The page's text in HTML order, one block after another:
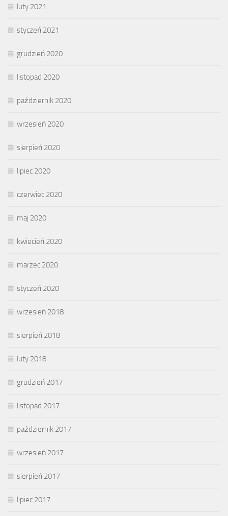
luty 2021
styczeń 2021
grudzień 2020
listopad 2020
październik 2020
wrzesień 2020
sierpień 2020
lipiec 2020
czerwiec 2020
maj 2020
kwiecień 2020
marzec 2020
styczeń 2020
wrzesień 2018
sierpień 2018
luty 2018
grudzień 2017
listopad 2017
październik 2017
wrzesień 2017
sierpień 2017
lipiec 2017